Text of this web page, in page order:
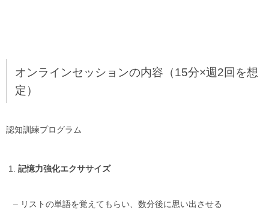
オンラインセッションの内容（15分×週2回を想
定）
認知訓練プログラム
記憶力強化エクササイズ
– リストの単語を覚えてもらい、数分後に思い出させる